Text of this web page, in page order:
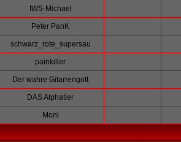
IWS-Michael
Peter PanK
schwarz_rote_supersau
painkiller
Der wahre Gitarrengott
DAS Alphatier
Moni